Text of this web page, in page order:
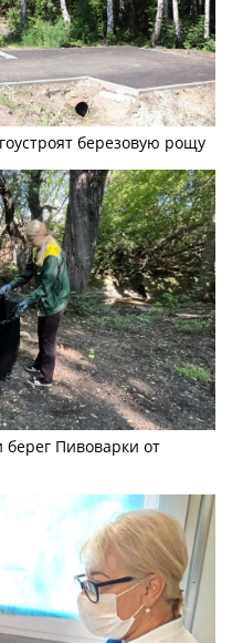
березовую рощу
берег Пивоварки от